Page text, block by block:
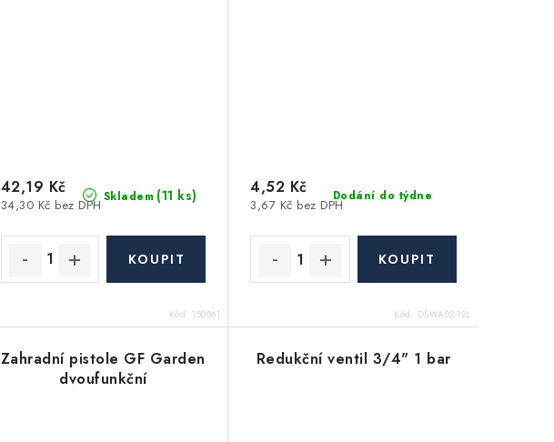
Skladem (11 ks)
34,30 Kč bez DPH
42,19 Kč
Kód: 150061
Dodání do týdne
3,67 Kč bez DPH
4,52 Kč
Kód: DSWA02-12L
Zahradní pistole GF Garden
dvoufunkční
Redukční ventil 3/4" 1 bar